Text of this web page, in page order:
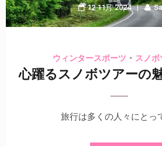
12 11月 2024
ウィンタースポーツ ・ スノ
心躍るスノボツアーの
旅行は多くの人々にとっ